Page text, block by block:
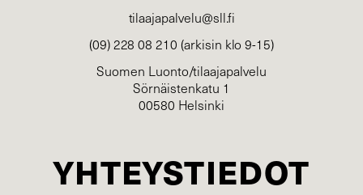
tilaajapalvelu@sll.fi
(09) 228 08 210 (arkisin klo 9-15)
Suomen Luonto/tilaajapalvelu
Sörnäistenkatu 1
00580 Helsinki
YHTEYSTIEDOT